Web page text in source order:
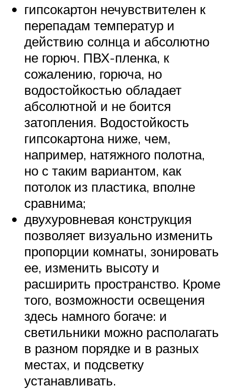
гипсокартон нечувствителен к
перепадам температур и
действию солнца и абсолютно
не горюч. ПВХ-пленка, к
сожалению, горюча, но
водостойкостью обладает
абсолютной и не боится
затопления. Водостойкость
гипсокартона ниже, чем,
например, натяжного полотна,
но с таким вариантом, как
потолок из пластика, вполне
сравнима;
двухуровневая конструкция
позволяет визуально изменить
пропорции комнаты, зонировать
ее, изменить высоту и
расширить пространство. Кроме
того, возможности освещения
здесь намного богаче: и
светильники можно располагать
в разном порядке и в разных
местах, и подсветку
устанавливать.